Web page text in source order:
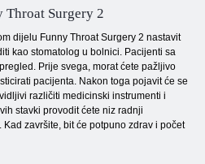
Throat Surgery 2
dijelu Funny Throat Surgery 2 nastavit
kao stomatolog u bolnici. Pacijenti sa
Prije svega, morat ćete pažljivo
pacijenta. Nakon toga pojavit će se
različiti medicinski instrumenti i
stavki provodit ćete niz radnji
završite, bit će potpuno zdrav i počet